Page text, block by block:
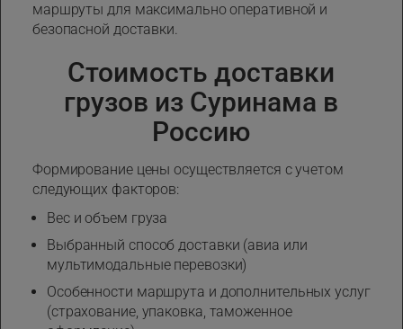
маршруты для максимально оперативной и
безопасной доставки.
Стоимость доставки
грузов из Суринама в
Россию
Формирование цены осуществляется с учетом
следующих факторов:
Вес и объем груза
Выбранный способ доставки (авиа или
мультимодальные перевозки)
Особенности маршрута и дополнительных услуг
(страхование, упаковка, таможенное